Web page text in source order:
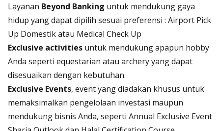
Layanan Beyond Banking untuk mendukung gaya
hidup yang dapat dipilih sesuai preferensi : Airport Pick
Up Domestik atau Medical Check Up
Exclusive activities untuk mendukung apapun hobby
Anda seperti equestarian atau archeryyang dapat
disesuaikan dengan kebutuhan.
Exclusive Events, event yang diadakan khusus untuk
memaksimalkan pengelolaan investasi maupun
mendukung bisnis Anda, seperti Annual Exclusive Event